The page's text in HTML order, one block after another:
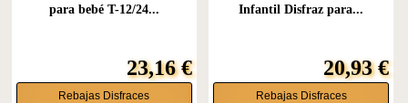
para bebé T-12/24...
23,16 €
Rebajas Disfraces
Infantil Disfraz para...
20,93 €
Rebajas Disfraces